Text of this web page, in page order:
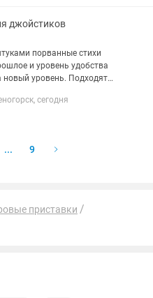
джойстиков
порванные стихи
и уровень удобства
новый уровень. Подходят
3, 4, 5
сегодня
... 9
приставки